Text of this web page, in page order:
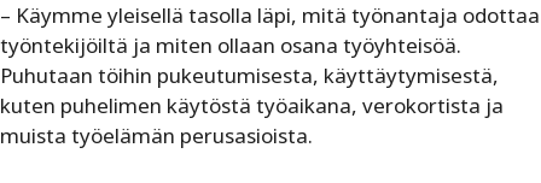
– Käymme yleisellä tasolla läpi, mitä työnantaja odottaa
työntekijöiltä ja miten ollaan osana työyhteisöä.
Puhutaan töihin pukeutumisesta, käyttäytymisestä,
kuten puhelimen käytöstä työaikana, verokortista ja
muista työelämän perusasioista.